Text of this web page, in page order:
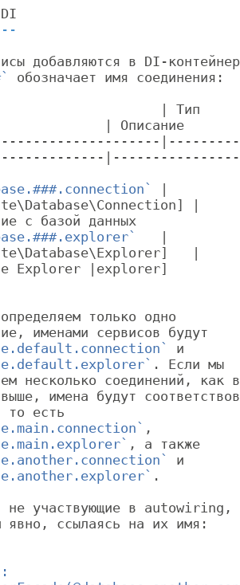
добавляются в DI-
обозначает имя соединения:
|
| Описание
|
с базой данных
|
Explorer |explorer]
только одно
именами сервисов будут
и
. Если мы
несколько соединений, как
имена будут
то есть
,
, а также
и
.
не участвующие в
явно, ссылаясь на их имя: